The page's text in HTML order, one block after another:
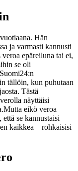
Hän
ja varmasti kannusti
epäreiluna tai ei,
se oli
tällöin, kun puhutaan
Tästä
näyttäisi
Mutta eikö veroa
se kannustaisi
kaikkea – rohkaisisi